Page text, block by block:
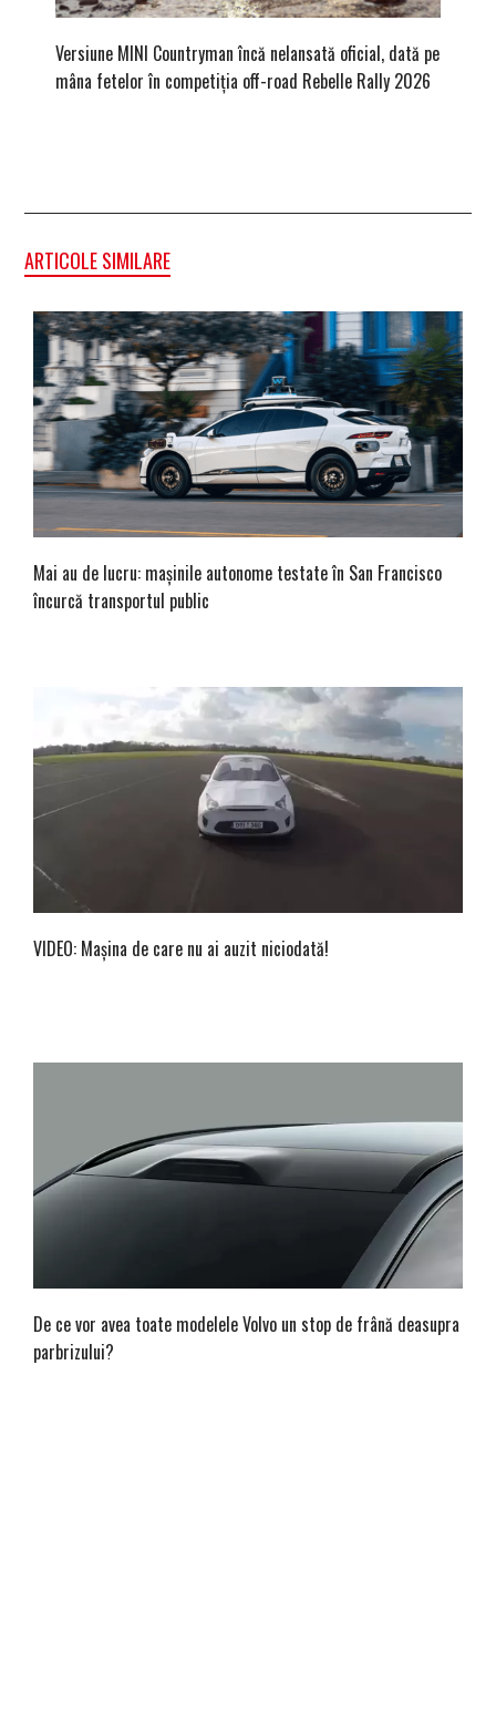
Versiune MINI Countryman încă nelansată oficial, dată pe
mâna fetelor în competiția off-road Rebelle Rally 2026
ARTICOLE SIMILARE
Mai au de lucru: mașinile autonome testate în San Francisco
încurcă transportul public
VIDEO: Mașina de care nu ai auzit niciodată!
De ce vor avea toate modelele Volvo un stop de frână deasupra
parbrizului?